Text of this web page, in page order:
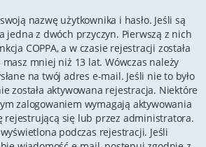
nazwę użytkownika i hasło. Jeśli są
jedna z dwóch przyczyn. Pierwszą z nich
COPPA, a w czasie rejestracji została
mniej niż 13 lat. Wówczas należy
na twój adres e-mail. Jeśli nie to było
została aktywowana rejestracja. Niektóre
zalogowaniem wymagają aktywowania
rejestrującą się lub przez administratora.
podczas rejestracji. Jeśli